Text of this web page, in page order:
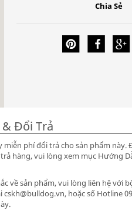
Chia Sẻ
& Đổi Trả
miễn phí đổi trả cho sản phẩm này.
hàng, vui lòng xem mục Hướng
về sản phẩm, vui lòng liên hệ với
cskh@bulldog.vn, hoặc số Hotline